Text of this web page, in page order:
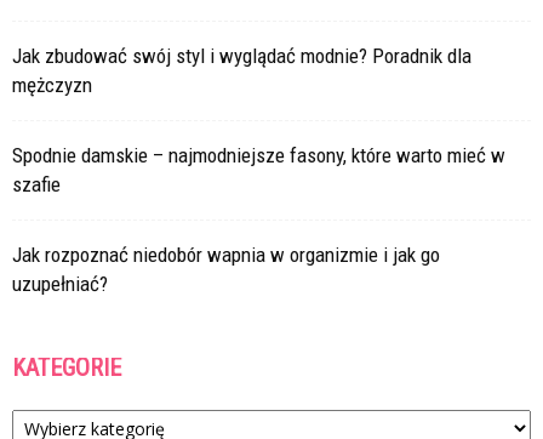
Jak zbudować swój styl i wyglądać modnie? Poradnik dla
mężczyzn
Spodnie damskie – najmodniejsze fasony, które warto mieć w
szafie
Jak rozpoznać niedobór wapnia w organizmie i jak go
uzupełniać?
KATEGORIE
Kategorie